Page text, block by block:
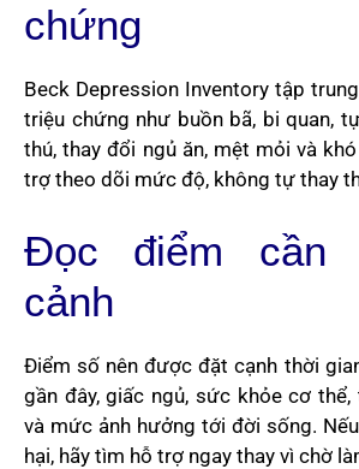
chứng
Beck Depression Inventory tập
triệu chứng như buồn bã, bi quan,
thú, thay đổi ngủ ăn, mệt mỏi và
trợ theo dõi mức độ, không tự thay
Đọc điểm cần
cảnh
Điểm số nên được đặt cạnh thời
gần đây, giấc ngủ, sức khỏe cơ
và mức ảnh hưởng tới đời sống.
hại, hãy tìm hỗ trợ ngay thay vì chờ